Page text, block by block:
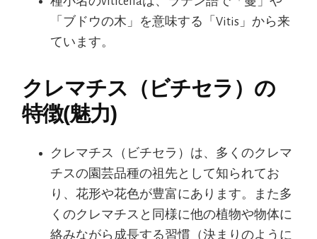
「ブドウの木」を意味する「Vitis」から来
ています。
クレマチス（ビチセラ）の
特徴(魅力)
クレマチス（ビチセラ）は、多くのクレマ
チスの園芸品種の祖先として知られてお
り、花形や花色が豊富にあります。また多
くのクレマチスと同様に他の植物や物体に
絡みながら成長する習慣（決まりのように